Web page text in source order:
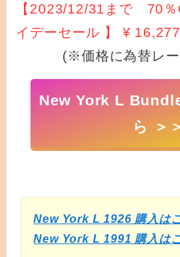
【2023/12/31まで 70％
イデーセール 】 ¥
(※価格に為替レ
New York L
ら ＞
New York L 1926 購入は
New York L 1991 購入は